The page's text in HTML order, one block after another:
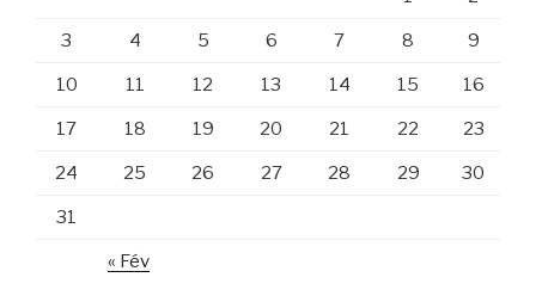
3 4 5 6 7 8 9
10 11 12 13 14 15 16
17 18 19 20 21 22 23
24 25 26 27 28 29 30
31
« Fév